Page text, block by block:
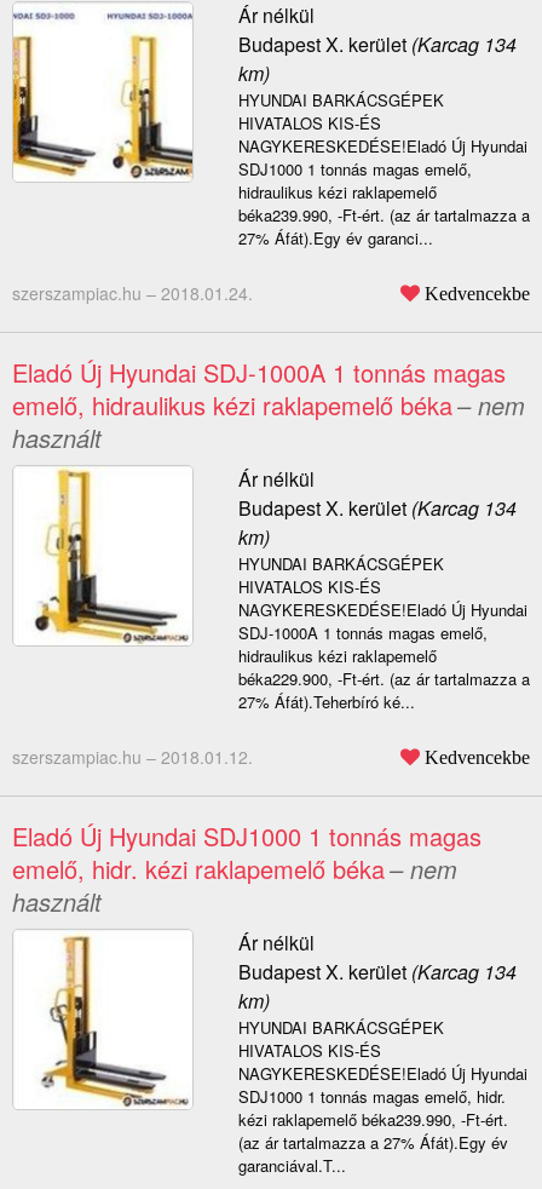
Ár nélkül
Budapest X. kerület(Karcag 134
km)
HYUNDAI BARKÁCSGÉPEK
HIVATALOS KIS-ÉS
NAGYKERESKEDÉSE!Eladó Új Hyundai
SDJ1000 1 tonnás magas emelő,
hidraulikus kézi raklapemelő
béka239.990, -Ft-ért. (az ár tartalmazza a
27% Áfát).Egy év garanci...
szerszampiac.hu – 2018.01.24. Kedvencekbe
Eladó Új Hyundai SDJ-1000A 1 tonnás magas
emelő, hidraulikus kézi raklapemelő béka– nem
használt
Ár nélkül
Budapest X. kerület(Karcag 134
km)
HYUNDAI BARKÁCSGÉPEK
HIVATALOS KIS-ÉS
NAGYKERESKEDÉSE!Eladó Új Hyundai
SDJ-1000A 1 tonnás magas emelő,
hidraulikus kézi raklapemelő
béka229.900, -Ft-ért. (az ár tartalmazza a
27% Áfát).Teherbíró ké...
szerszampiac.hu – 2018.01.12. Kedvencekbe
Eladó Új Hyundai SDJ1000 1 tonnás magas
emelő, hidr. kézi raklapemelő béka– nem
használt
Ár nélkül
Budapest X. kerület(Karcag 134
km)
HYUNDAI BARKÁCSGÉPEK
HIVATALOS KIS-ÉS
NAGYKERESKEDÉSE!Eladó Új Hyundai
SDJ1000 1 tonnás magas emelő, hidr.
kézi raklapemelő béka239.990, -Ft-ért.
(az ár tartalmazza a 27% Áfát).Egy év
garanciával.T...